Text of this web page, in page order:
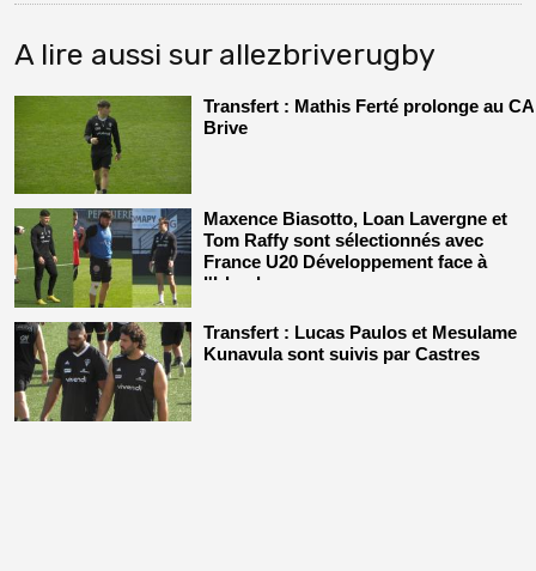
A lire aussi sur allezbriverugby
Transfert : Mathis Ferté prolonge au CA
Brive
Maxence Biasotto, Loan Lavergne et
Tom Raffy sont sélectionnés avec
France U20 Développement face à
l'Irlande
Transfert : Lucas Paulos et Mesulame
Kunavula sont suivis par Castres